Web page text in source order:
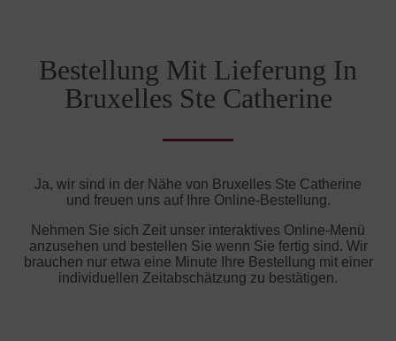
Bestellung Mit Lieferung In
Bruxelles Ste Catherine
Ja, wir sind in der Nähe von Bruxelles Ste Catherine
und freuen uns auf Ihre Online-Bestellung.
Nehmen Sie sich Zeit unser interaktives Online-Menü
anzusehen und bestellen Sie wenn Sie fertig sind. Wir
brauchen nur etwa eine Minute Ihre Bestellung mit einer
individuellen Zeitabschätzung zu bestätigen.